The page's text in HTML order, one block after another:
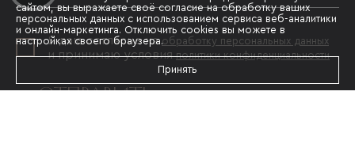
Я даю согласие наобработку персональных данных
и принимаю условияполитики конфиденциальности
ОТПРАВИТЬ
сайтом, вы выражаете своё согласие на обработку ваших
персональных данных с использованием сервиса веб-аналитики
и онлайн-маркетинга. Отключить cookies вы можете в
настройках своего браузера.
Принять